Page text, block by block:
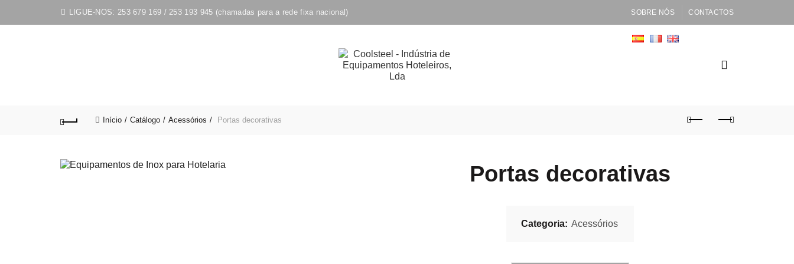
LIGUE-NOS: 253 679 169 /253 193 945 (chamadas para a rede fixa nacional) SOBRE NÓS CONTACTOS
Início Catálogo Acessórios Portas decorativas
Portas decorativas
Categoria: Acessórios